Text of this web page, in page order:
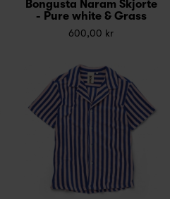
Bongusta Naram Skjorte
- Pure white & Grass
600,00 kr